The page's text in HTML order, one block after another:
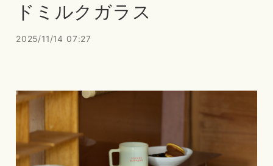
ドミルクガラス
2025/11/14 07:27